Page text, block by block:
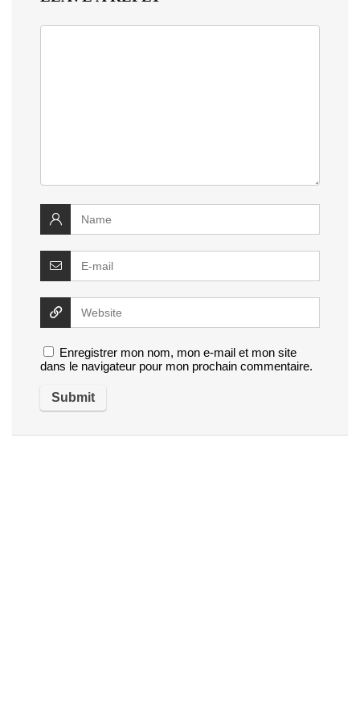
Enregistrer mon nom, mon e-mail et mon site
dans le navigateur pour mon prochain commentaire.